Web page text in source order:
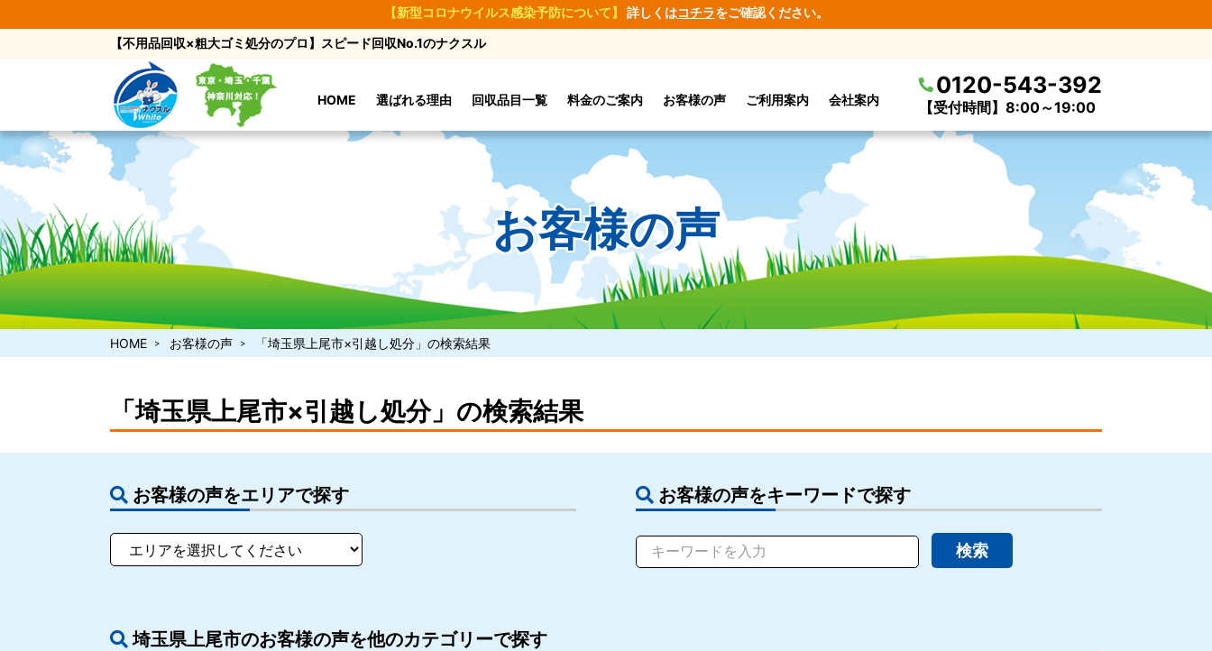
【新型コロナウイルス感染予防について】 詳しくはコチラをご確認ください。
【不用品回収×粗大ゴミ処分のプロ】スピード回収No.1のナクスル
HOME 選ばれる理由 回収品目一覧 料金のご案内 お客様の声 ご利用案内 会社案内
0120-543-392
【受付時間】8:00～19:00
お客様の声
HOME お客様の声 「埼玉県上尾市×引越し処分」の検索結果
「埼玉県上尾市×引越し処分」の検索結果
お客様の声をエリアで探す お客様の声をキーワードで探す
検索
埼玉県上尾市のお客様の声を他のカテゴリーで探す